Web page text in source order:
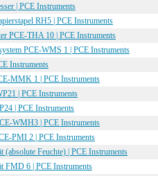
| PCE Instruments
RH5 | PCE Instruments
PCE-THA 10 | PCE Instruments
PCE-WMS 1 | PCE Instruments
Instruments
MMK 1 | PCE Instruments
| PCE Instruments
| PCE Instruments
WMH3 | PCE Instruments
PMI 2 | PCE Instruments
(absolute Feuchte) | PCE Instruments
FMD 6 | PCE Instruments